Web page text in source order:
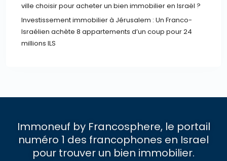
ville choisir pour acheter un bien immobilier en Israël ?
Investissement immobilier à Jérusalem : Un Franco-
Israélien achète 8 appartements d’un coup pour 24
millions ILS
Immoneuf by Francosphere, le portail
numéro 1 des francophones en Israel
pour trouver un bien immobilier.